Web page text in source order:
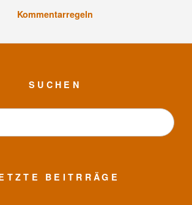
Kommentarregeln
SUCHEN
BEITRRÄGE